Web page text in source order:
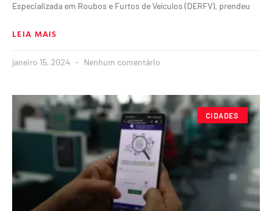
Especializada em Roubos e Furtos de Veículos (DERFV), prendeu
LEIA MAIS
janeiro 15, 2024 Nenhum comentário
CIDADES